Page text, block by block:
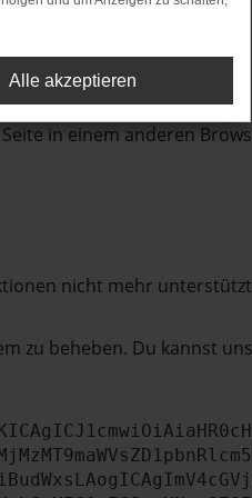
in einem anderen
nicht mehr
zu beheben. Du kannst
Alle akzeptieren